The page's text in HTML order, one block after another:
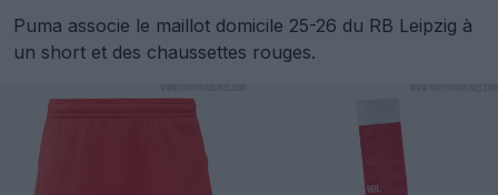
Puma associe le maillot domicile 25-26 du RB Leipzig à
un short et des chaussettes rouges.